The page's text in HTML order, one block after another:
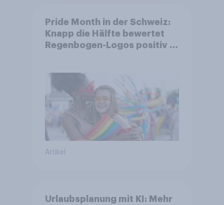
Pride Month in der Schweiz:
Knapp die Hälfte bewertet
Regenbogen-Logos positiv –
Artikel
Urlaubsplanung mit KI: Mehr